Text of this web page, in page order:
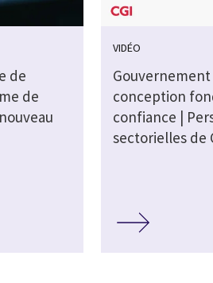
de
de
VIDÉO
Gouvernement
conception
confiance |
sectorielles de